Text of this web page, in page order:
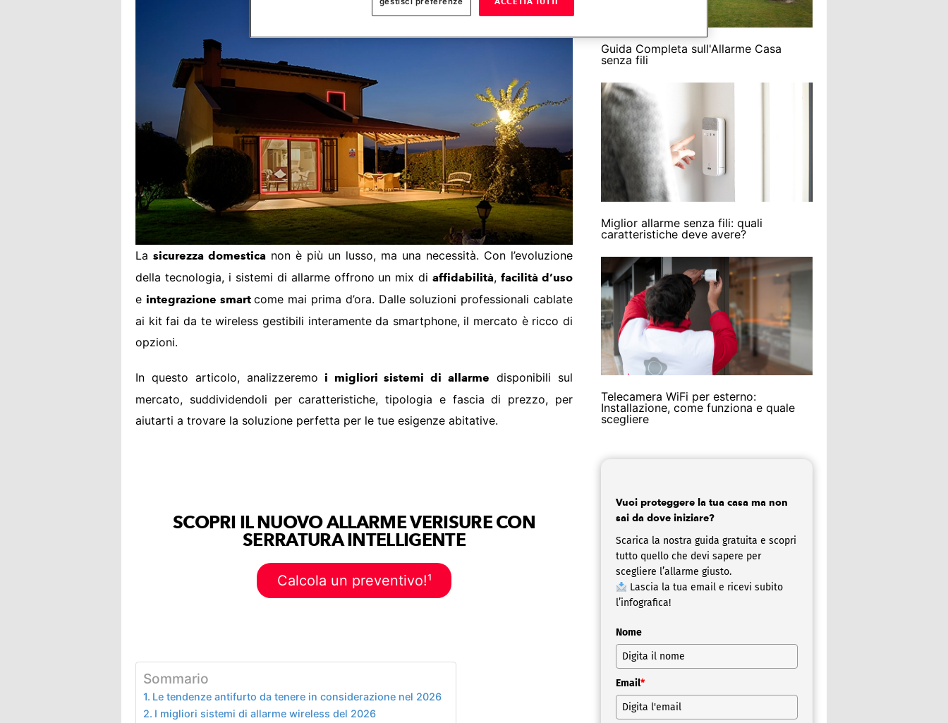
La sicurezza domestica non è più un lusso, ma una necessità. Con l’evoluzione
della tecnologia, i sistemi di allarme offrono un mix diaffidabilità,facilità d’uso
e integrazione smartcome mai prima d’ora. Dalle soluzioni professionali cablate
ai kit fai da te wireless gestibili interamente da smartphone, il mercato è ricco di
opzioni.
In questo articolo, analizzeremo i migliori sistemi di allarme disponibili sul
mercato, suddividendoli per caratteristiche, tipologia e fascia di prezzo, per
aiutarti a trovare la soluzione perfetta per le tue esigenze abitative.
SCOPRI IL NUOVO ALLARME VERISURE CON
SERRATURA INTELLIGENTE
Calcola un preventivo!¹
Sommario
Le tendenze antifurto da tenere in considerazione nel 2026
I migliori sistemi di allarme wireless del 2026
Guida Completa sull'Allarme Casa
senza fili
Miglior allarme senza fili: quali
caratteristiche deve avere?
Telecamera WiFi per esterno:
Installazione, come funziona e quale
scegliere
Vuoi proteggere la tua casa ma non
sai da dove iniziare?
Scarica la nostra guida gratuita e scopri
tutto quello che devi sapere per
scegliere l’allarme giusto.
Lascia la tua email e ricevi subito
l’infografica!
Nome
Email*